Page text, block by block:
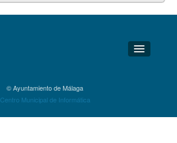
© Ayuntamiento de Málaga
Centro Municipal de Informática